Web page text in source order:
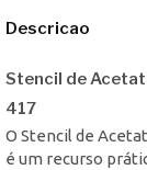
Descricao
Stencil de
417
O Stencil de
é um recurso